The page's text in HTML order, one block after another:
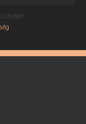
Limited